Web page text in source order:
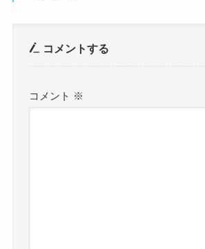
コメントする
コメント ※